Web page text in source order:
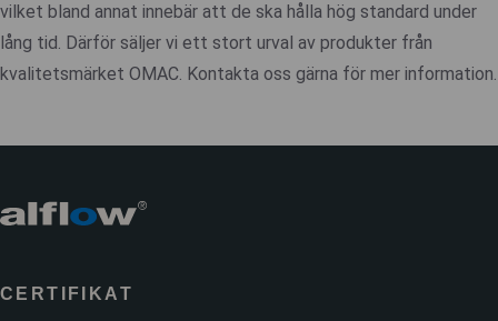
vilket bland annat innebär att de ska hålla hög standard under
lång tid. Därför säljer vi ett stort urval av produkter från
kvalitetsmärket OMAC. Kontakta oss gärna för mer information.
CERTIFIKAT